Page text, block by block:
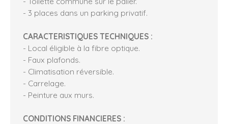
- 3 places dans un parking privatif.
CARACTERISTIQUES TECHNIQUES :
- Local éligible à la fibre optique.
- Faux plafonds.
- Climatisation réversible.
- Carrelage.
- Peinture aux murs.
CONDITIONS FINANCIERES :